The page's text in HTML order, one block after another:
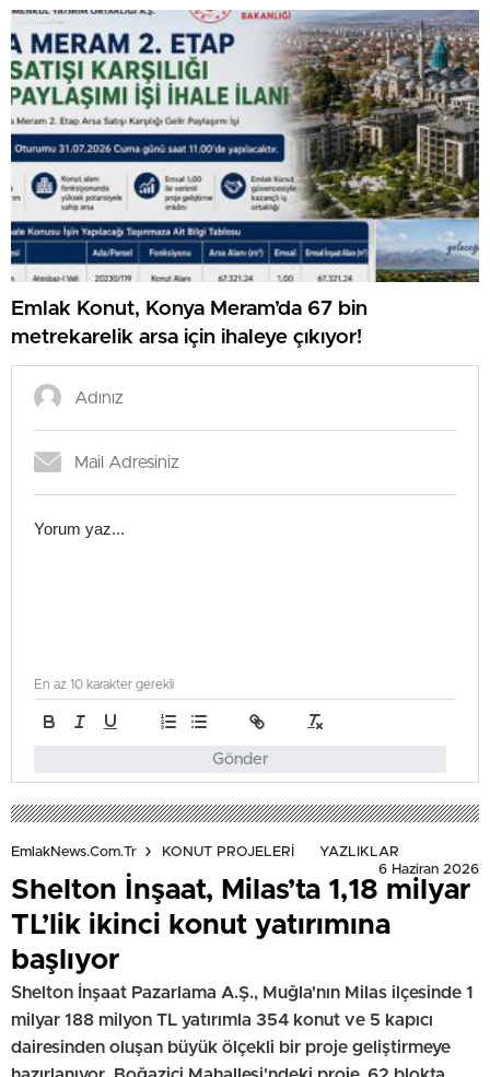
Emlak Konut, Konya Meram’da 67 bin
metrekarelik arsa için ihaleye çıkıyor!
Gönder
En az 10 karakter gerekli
EmlakNews.com.tr KONUT PROJELERİ
YAZLIKLAR
6 Haziran 2026
Shelton İnşaat, Milas’ta 1,18 milyar
TL’lik ikinci konut yatırımına
başlıyor
Shelton İnşaat Pazarlama A.Ş., Muğla'nın Milas ilçesinde 1
milyar 188 milyon TL yatırımla 354 konut ve 5 kapıcı
dairesinden oluşan büyük ölçekli bir proje geliştirmeye